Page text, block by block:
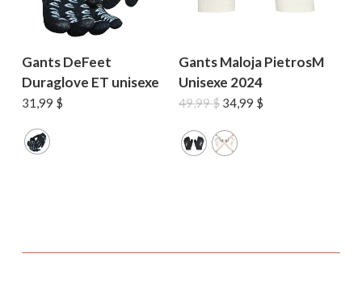
Gants DeFeet
Duraglove ET unisexe
31,99 $
Gants Maloja PietrosM
Unisexe 2024
49,99$ Le
initial
était :
49,99 $.
34,99 $